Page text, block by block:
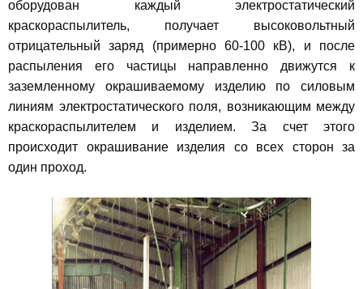
оборудован каждый электростатический
краскораспылитель, получает высоковольтный
отрицательный заряд (примерно 60-100 кВ), и после
распыления его частицы направленно движутся к
заземленному окрашиваемому изделию по силовым
линиям электростатического поля, возникающим между
краскораспылителем и изделием. За счет этого
происходит окрашивание изделия со всех сторон за
один проход.